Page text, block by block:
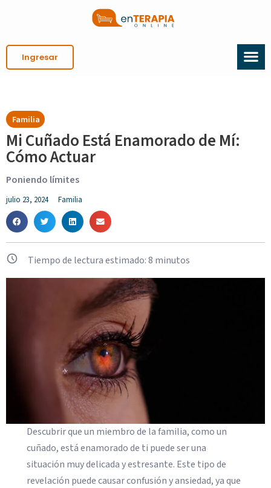
Ingresar
Familia
Mi Cuñado Está Enamorado de Mí:
Cómo Actuar
Poniendo límites
julio 23, 2024 Familia
Tiempo de lectura estimado:8 minutos
Descubrir que un miembro de la familia, como un
cuñado, está enamorado de ti puede ser una
situación muy delicada y estresante. Este tipo de
revelación puede causar confusión y ansiedad, ya que